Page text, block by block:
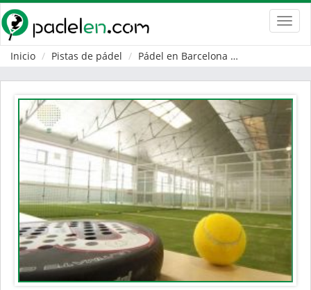
Inicio
Pistas de pádel Pádel en Barcelona